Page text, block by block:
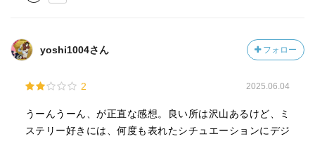
yoshi1004さん フォロー
2 2025.06.04
うーんうーん、が正直な感想。良い所は沢山あるけど、ミ
ステリー好きには、何度も表れたシチュエーションにデジ